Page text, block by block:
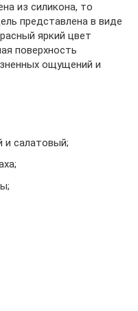
из силикона, то
представлена в виде
яркий цвет
поверхность
ощущений и
и салатовый;